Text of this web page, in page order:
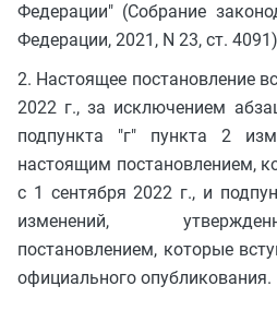
Федерации" (Собрание
Федерации, 2021, N 23, ст.
2. Настоящее постановление
2022 г., за исключением
подпункта "г" пункта 2
настоящим постановлением,
с 1 сентября 2022 г., и
изменений,
постановлением, которые
официального опубликования.